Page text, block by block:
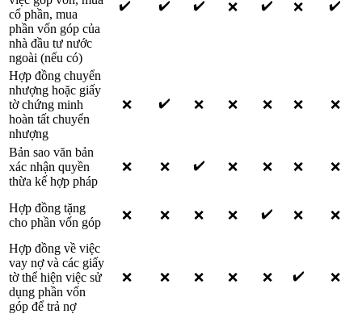
cổ phần, mua
phần vốn góp của
nhà đầu tư nước
ngoài (nếu có)
✔️ ✔️ ✔️ ❌ ✔️ ❌ ✔️
Hợp đồng chuyển
nhượng hoặc giấy
tờ chứng minh
hoàn tất chuyển
nhượng
❌ ✔️ ❌ ❌ ❌ ❌ ❌
Bản sao văn bản
xác nhận quyền
thừa kế hợp pháp
❌ ❌ ✔️ ❌ ❌ ❌ ❌
Hợp đồng tặng
cho phần vốn góp
❌ ❌ ❌ ❌ ✔️ ❌ ❌
Hợp đồng về việc
vay nợ và các giấy
tờ thể hiện việc sử
dụng phần vốn
góp để trả nợ
❌ ❌ ❌ ❌ ❌ ✔️ ❌